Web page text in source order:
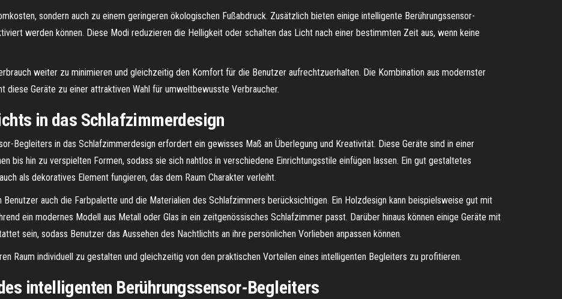
sondern auch zu einem geringeren ökologischen Fußabdruck. Zusätzlich bieten einige intelligente Berührungssensor-
werden können. Diese Modi reduzieren die Helligkeit oder schalten das Licht nach einer bestimmten Zeit aus, wenn keine
weiter zu minimieren und gleichzeitig den Komfort für die Benutzer aufrechtzuerhalten. Die Kombination aus modernster
diese Geräte zu einer attraktiven Wahl für umweltbewusste Verbraucher.
in das Schlafzimmerdesign
Begleiters in das Schlafzimmerdesign erfordert ein gewisses Maß an Überlegung und Kreativität. Diese Geräte sind in einer
bis hin zu verspielten Formen, sodass sie sich nahtlos in verschiedene Einrichtungsstile einfügen lassen. Ein gut gestaltetes
als dekoratives Element fungieren, das dem Raum Charakter verleiht.
auch die Farbpalette und die Materialien des Schlafzimmers berücksichtigen. Ein Holzdesign kann beispielsweise gut mit
ein modernes Modell aus Metall oder Glas in ein zeitgenössisches Schlafzimmer passt. Darüber hinaus können einige Geräte mit
sein, sodass Benutzer das Aussehen des Nachtlichts an ihre persönlichen Vorlieben anpassen können.
Raum individuell zu gestalten und gleichzeitig von den praktischen Vorteilen eines intelligenten Begleiters zu profitieren.
intelligenten Berührungssensor-Begleiters